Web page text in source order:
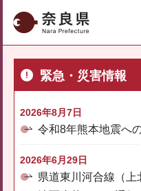
奈良県
緊急・災害情報
2026年8月7日
令和8年熊本地震へ
2026年6月29日
県道東川河合線（